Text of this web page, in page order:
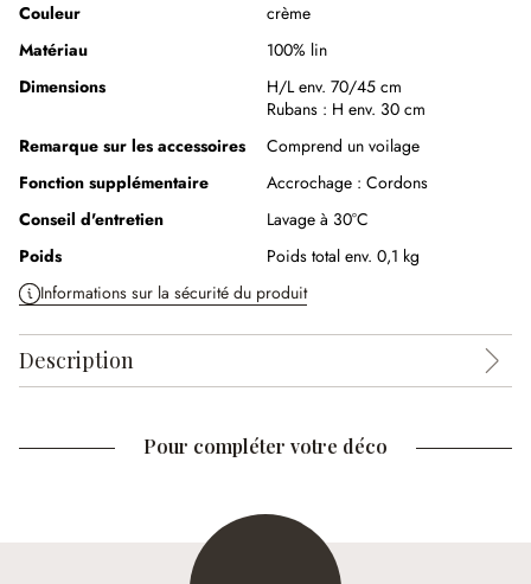
Couleur
crème
Matériau
100% lin
Dimensions
H/L env. 70/45 cm
Rubans : H env. 30 cm
Remarque sur les accessoires
Comprend un voilage
Fonction supplémentaire
Accrochage : Cordons
Conseil d'entretien
Lavage à 30°C
Poids
Poids total env. 0,1 kg
Informations sur la sécurité du produit
Description
Pour compléter votre déco